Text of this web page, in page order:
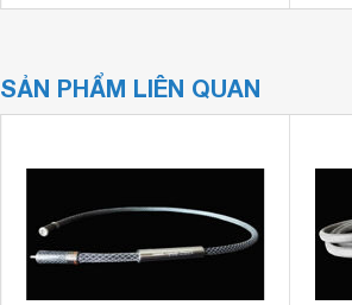
SẢN PHẨM LIÊN QUAN